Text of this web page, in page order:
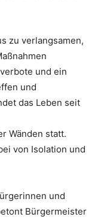
zu verlangsamen,
und ein
und
das Leben seit
Wänden statt.
von Isolation und
und
Bürgermeister